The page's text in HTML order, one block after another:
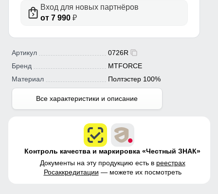
Вход для новых партнёров
от 7 990₽
Артикул
0726R
Бренд
MTFORCE
Материал
Полтэстер 100%
Все характеристики и описание
Контроль качества и маркировка «Честный ЗНАК»
Документы на эту продукцию есть в реестрах
Росаккредитации — можете их посмотреть